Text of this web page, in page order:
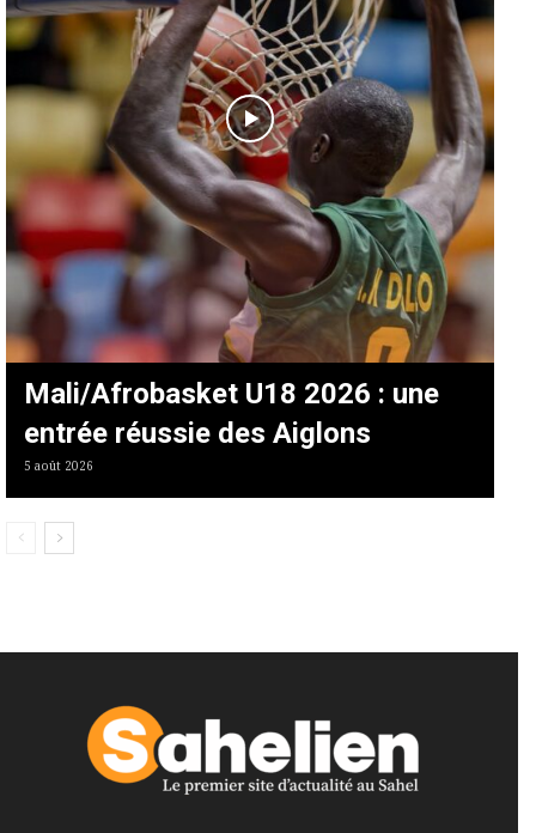
Mali/Afrobasket U18 2026 : une
entrée réussie des Aiglons
5 août 2026